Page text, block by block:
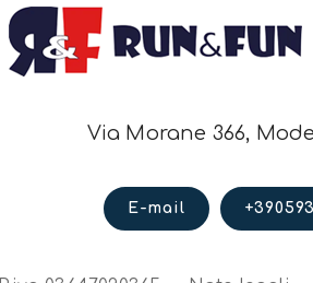
Via Morane 366,
E-mail